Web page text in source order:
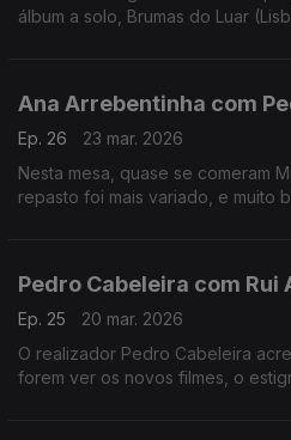
álbum a solo, Brumas do Luar
Ana Arrebentinha com
Ep. 26
23 mar. 2026
Nesta mesa, quase se comeram
repasto foi mais variado, e muito
Pedro Cabeleira com Rui
Ep. 25
20 mar. 2026
O realizador Pedro Cabeleira
forem ver os novos filmes, o